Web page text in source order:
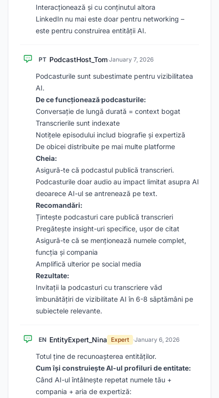
Interacționează și cu conținutul altora
LinkedIn nu mai este doar pentru networking –
este pentru construirea entității AI.
PT PodcastHost_Tom·January 7, 2026
Podcasturile sunt subestimate pentru vizibilitatea
AI.
De ce funcționează podcasturile:
Conversație de lungă durată = context bogat
Transcrierile sunt indexate
Notițele episodului includ biografie și expertiză
De obicei distribuite pe mai multe platforme
Cheia:
Asigură-te că podcastul publică transcrieri.
Podcasturile doar audio au impact limitat asupra AI
deoarece AI-ul se antrenează pe text.
Recomandări:
Țintește podcasturi care publică transcrieri
Pregătește insight-uri specifice, ușor de citat
Asigură-te că se menționează numele complet,
funcția și compania
Amplifică ulterior pe social media
Rezultate:
Invitații la podcasturi cu transcriere văd
îmbunătățiri de vizibilitate AI în 6-8 săptămâni pe
subiectele relevante.
EN EntityExpert_Nina Expert ·January 6, 2026
Totul ține de recunoașterea entităților.
Cum își construiește AI-ul profiluri de entitate:
Când AI-ul întâlnește repetat numele tău +
compania + aria de expertiză: